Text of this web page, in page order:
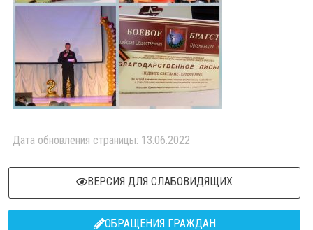
Дата обновления страницы: 13.06.2022
ВЕРСИЯ ДЛЯ СЛАБОВИДЯЩИХ
ОБРАЩЕНИЯ ГРАЖДАН